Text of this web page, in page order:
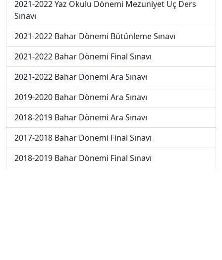
2021-2022 Yaz Okulu Dönemi Mezuniyet Üç Ders
Sınavı
2021-2022 Bahar Dönemi Bütünleme Sınavı
2021-2022 Bahar Dönemi Final Sınavı
2021-2022 Bahar Dönemi Ara Sınavı
2019-2020 Bahar Dönemi Ara Sınavı
2018-2019 Bahar Dönemi Ara Sınavı
2017-2018 Bahar Dönemi Final Sınavı
2018-2019 Bahar Dönemi Final Sınavı